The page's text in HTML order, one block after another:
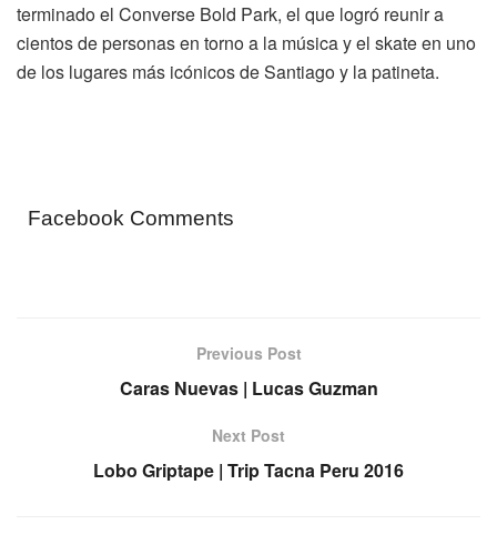
terminado el Converse Bold Park, el que logró reunir a
cientos de personas en torno a la música y el skate en uno
de los lugares más icónicos de Santiago y la patineta.
Facebook Comments
Previous Post
Caras Nuevas | Lucas Guzman
Next Post
Lobo Griptape | Trip Tacna Peru 2016